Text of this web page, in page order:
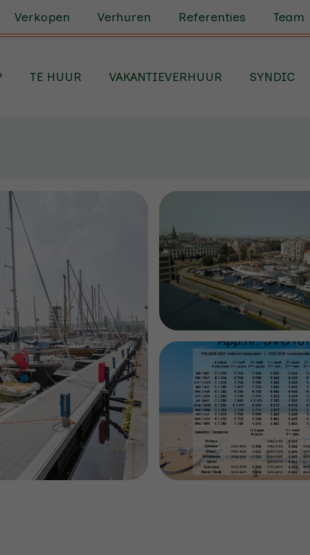
Verkopen Verhuren Referenties Team
TE HUUR VAKANTIEVERHUUR SYNDIC